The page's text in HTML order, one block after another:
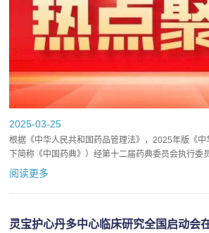
2025-03-25
根据《中华人民共和国药品管理法》，2025年版《
下简称《中国药典》）经第十二届药典委员会执行委
予颁布，自2025年10月1日起施行。2025年版《中国
阅读更多
灵宝护心丹多中心临床研究全国启动会